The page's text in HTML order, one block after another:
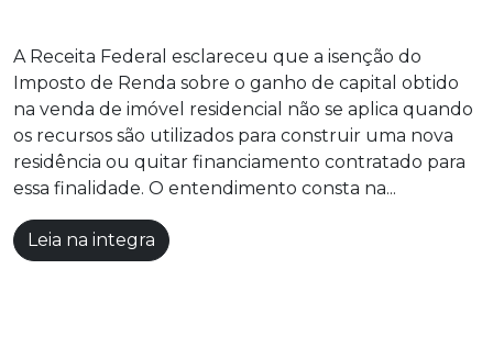
A Receita Federal esclareceu que a isenção do
Imposto de Renda sobre o ganho de capital obtido
na venda de imóvel residencial não se aplica quando
os recursos são utilizados para construir uma nova
residência ou quitar financiamento contratado para
essa finalidade. O entendimento consta na...
Leia na integra